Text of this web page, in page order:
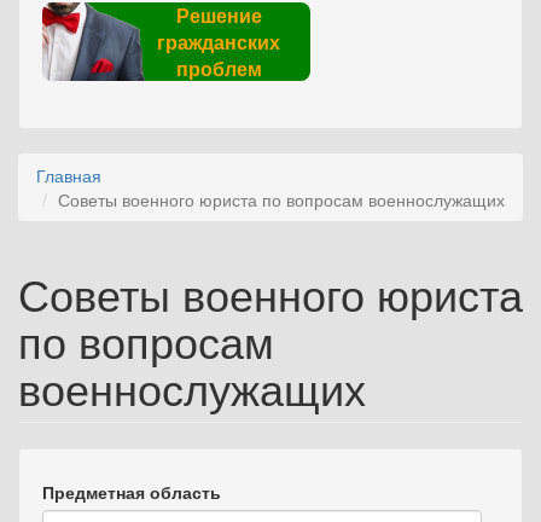
Решение
гражданских
проблем
Главная
Советы военного юриста по вопросам военнослужащих
Советы военного юриста
по вопросам
военнослужащих
Предметная область